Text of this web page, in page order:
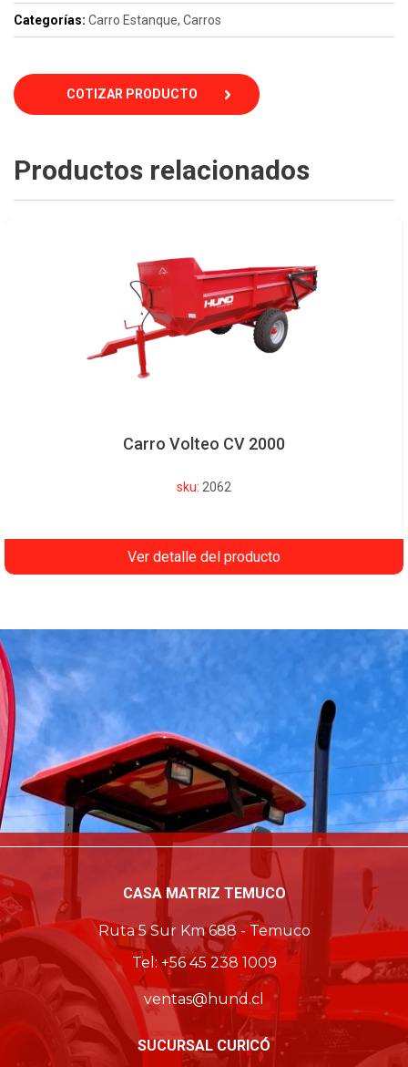
Categorías: Carro Estanque, Carros
COTIZAR PRODUCTO
Productos relacionados
Carro Volteo CV 2000
Ver detalle del producto
CASA MATRIZ TEMUCO
Ruta 5 Sur Km 688 - Temuco
Tel: +56 45 238 1009
ventas@hund.cl
SUCURSAL CURICÓ